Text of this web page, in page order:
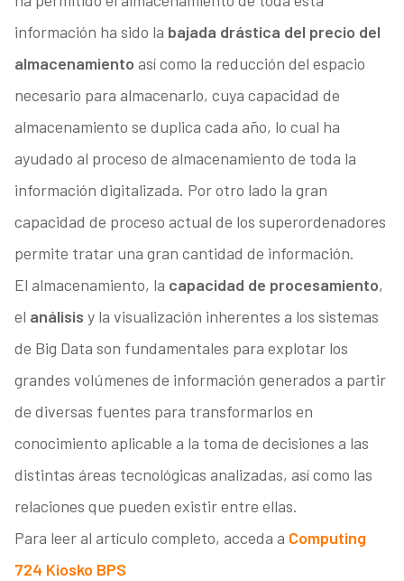
información ha sido la bajada drástica del precio del
almacenamiento así como la reducción del espacio
necesario para almacenarlo, cuya capacidad de
almacenamiento se duplica cada año, lo cual ha
ayudado al proceso de almacenamiento de toda la
información digitalizada. Por otro lado la gran
capacidad de proceso actual de los superordenadores
permite tratar una gran cantidad de información.
El almacenamiento, la capacidad de procesamiento,
el análisis y la visualización inherentes a los sistemas
de Big Data son fundamentales para explotar los
grandes volúmenes de información generados a partir
de diversas fuentes para transformarlos en
conocimiento aplicable a la toma de decisiones a las
distintas áreas tecnológicas analizadas, así como las
relaciones que pueden existir entre ellas.
Para leer al artículo completo, acceda a Computing
724 Kiosko BPS